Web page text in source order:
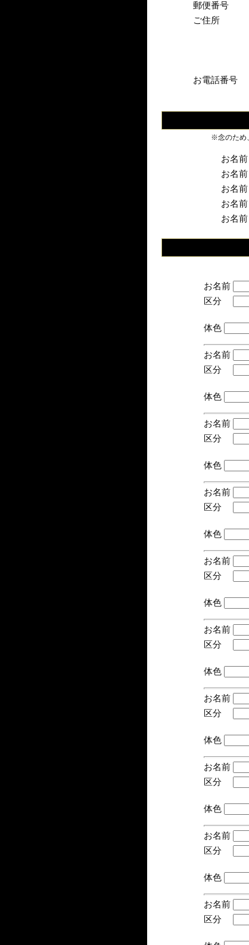
郵便番号
ご住所
お電話番号
※念のため
お名前
お名前
お名前
お名前
お名前
お名前
区分
(
体色
お名前
区分
(
体色
お名前
区分
(
体色
お名前
区分
(
体色
お名前
区分
(
体色
お名前
区分
(
体色
お名前
区分
(
体色
お名前
区分
(
体色
お名前
区分
(
体色
お名前
区分
(